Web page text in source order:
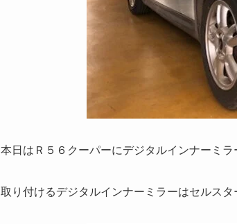
本日はＲ５６クーパーにデジタルインナーミラ
取り付けるデジタルインナーミラーはセルス